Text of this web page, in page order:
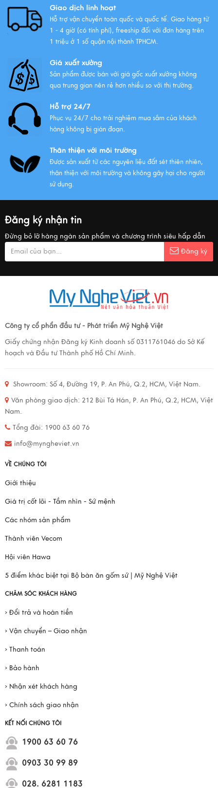
Xem thêm
Giao dịch linh hoạt
Hỗ trợ vận chuyển toàn quốc và quốc tế. Giao hàng từ
1 - 4 giờ (có tính phí), freeship đối với đơn hàng trên
1 triệu ở 1 số quận nội thành TPHCM.
Giá xuất xưởng
Sản phẩm được bán với giá gốc xuất xưởng không
qua trung gian nên rẻ hơn nhiều so với thị trường.
Hỗ trợ 24/7
Phục vụ 24/7 cho trải nghiệm mua sắm của khách
hàng không bị gián đoạn.
Thân thiện với môi trường
Được sản xuất từ các nguyên liệu đất sét thiên nhiên,
thân thiện với môi trường và không gây hại cho người
sử dụng.
Đăng ký nhận tin
Đừng bỏ lỡ hàng ngàn sản phẩm và chương trình siêu hấp dẫn
Đăng ký
Công ty cổ phẩn đầu tư - Phát triển Mỹ Nghệ Việt
Giấy chứng nhận Đăng ký Kinh doanh số 0311761046 do Sở Kế
hoạch và Đầu tư Thành phố Hồ Chí Minh.
Showroom: Số 4, Đường 19, P. An Phú, Q.2, HCM, Việt Nam.
Văn phòng giao dịch: 212 Bùi Tá Hán, P. An Phú, Q.2, HCM, Việt
Nam.
Tổng đài: 1900 63 60 76
info@myngheviet.vn
VỀ CHÚNG TÔI
Giới thiệu
Giá trị cốt lõi - Tầm nhìn - Sứ mệnh
Các nhóm sản phẩm
Thành viên Vecom
Hội viên Hawa
5 điểm khác biệt tại Bộ bàn ăn gốm sứ | Mỹ Nghệ Việt
CHĂM SÓC KHÁCH HÀNG
› Đổi trả và hoàn tiền
› Vận chuyển – Giao nhận
› Thanh toán
› Bảo hành
› Nhận xét khách hàng
› Chính sách giao nhận
KẾT NỐI CHÚNG TÔI
1900 63 60 76
0903 30 99 89
028. 6281 1183